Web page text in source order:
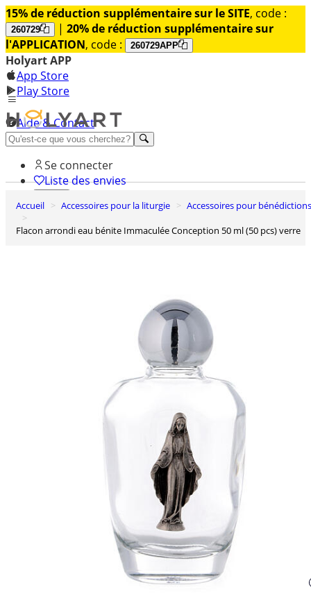
15% de réduction supplémentaire sur le SITE, code :
260729 | 20% de réduction supplémentaire sur
l'APPLICATION, code : 260729APP
Holyart APP
App Store
Play Store
Aide & Contact
Découvrez Premium
Se connecter
Liste des envies
0
Accueil Accessoires pour la liturgie
Accessoires pour bénédictions
Flacon arrondi eau bénite Immaculée Conception 50 ml (50 pcs) verre